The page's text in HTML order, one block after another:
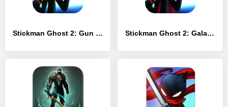
Stickman Ghost 2: Gun Sword Stickman Ghost 2: Galaxy Wars